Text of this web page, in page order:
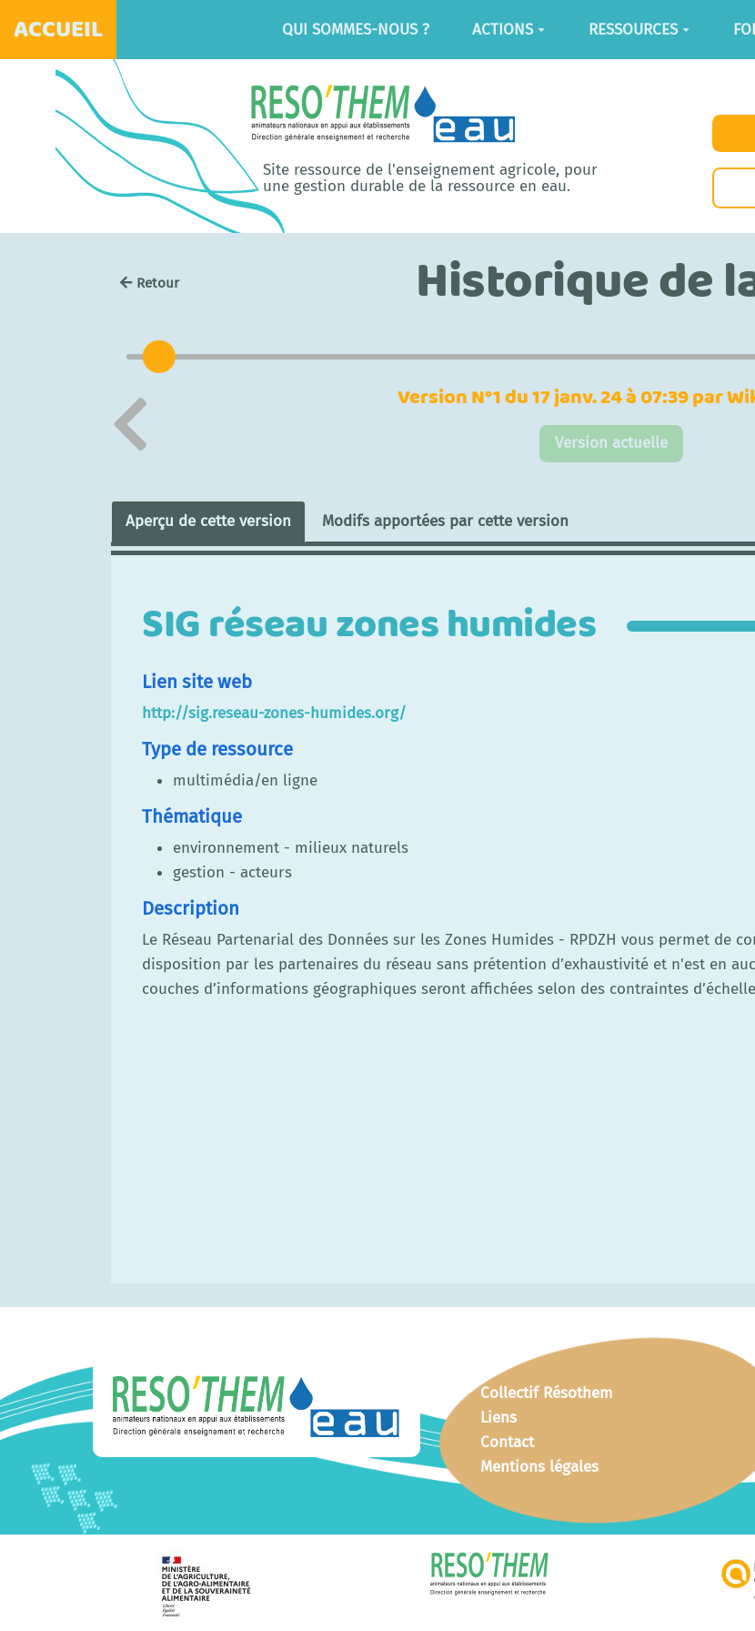
ACCUEIL QUI SOMMES-NOUS ? ACTIONS RESSOURCES
Site ressource de l'enseignement agricole, pour
une gestion durable de la ressource en eau.
Retour Historique de
Version N°1 du 17 janv. 24 à 07:39 par
Version actuelle
Aperçu de cette version Modifs apportées par cette version
SIG réseau zones humides
Lien site web
http://sig.reseau-zones-humides.org/
Type de ressource
multimédia/en ligne
Thématique
environnement - milieux naturels
gestion - acteurs
Description
Le Réseau Partenarial des Données sur les Zones Humides - RPDZH vous permet de
disposition par les partenaires du réseau sans prétention d’exhaustivité et n'est en
couches d’informations géographiques seront affichées selon des contraintes
Collectif Résothem
Liens
Contact
Mentions légales